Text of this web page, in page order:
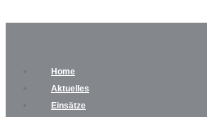
Home
Aktuelles
Einsätze